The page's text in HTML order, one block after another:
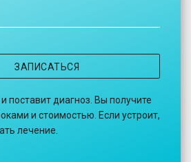
ЗАПИСАТЬСЯ
поставит диагноз. Вы получите
и стоимостью. Если устроит,
лечение.